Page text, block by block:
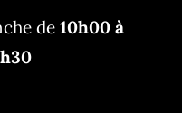
de10h00 à